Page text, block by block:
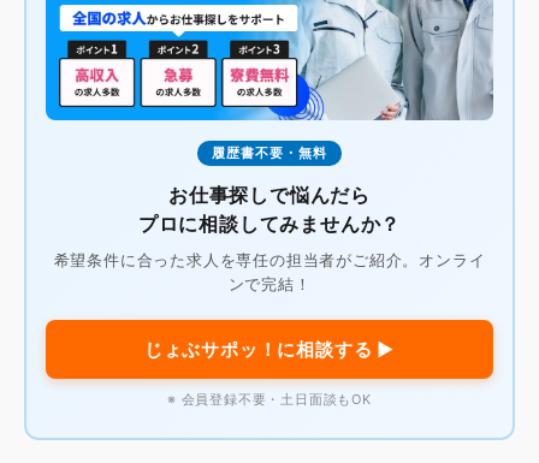
履歴書不要・無料
お仕事探しで悩んだら
プロに相談してみませんか？
希望条件に合った求人を専任の担当者がご紹介。オンライ
ンで完結！
じょぶサポッ！に相談する ▶
※ 会員登録不要・土日面談もOK